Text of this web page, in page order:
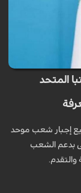
المتحد
إجبار شعب موحد
بدعم الشعب